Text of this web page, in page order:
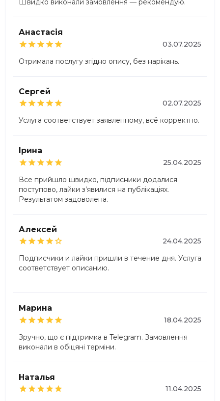
Швидко виконали замовлення — рекомендую.
Анастасія

03.07.2025
Отримала послугу згідно опису, без нарікань.
Сергей

02.07.2025
Услуга соответствует заявленному, всё корректно.
Ірина

25.04.2025
Все прийшло швидко, підписники додалися
поступово, лайки з’явилися на публікаціях.
Результатом задоволена.
Алексей

24.04.2025
Подписчики и лайки пришли в течение дня. Услуга
соответствует описанию.
Марина

18.04.2025
Зручно, що є підтримка в Telegram. Замовлення
виконали в обіцяні терміни.
Наталья

11.04.2025